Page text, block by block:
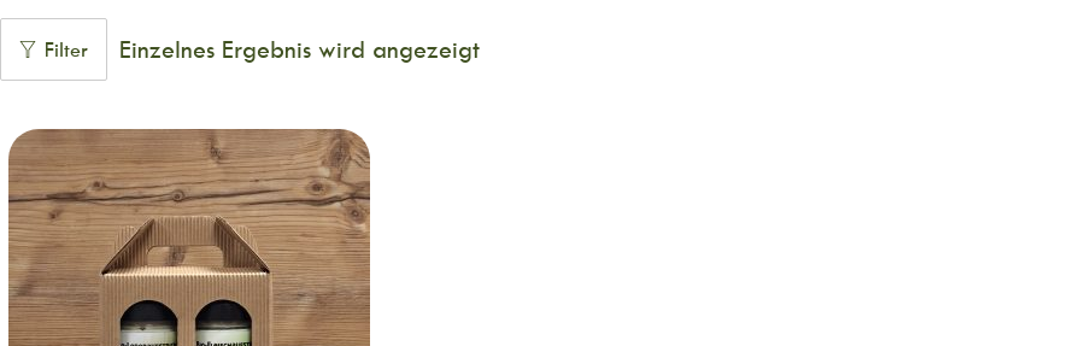
Filter Einzelnes Ergebnis wird angezeigt